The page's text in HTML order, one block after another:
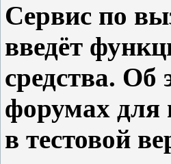
Сервис по
введёт
средства. Об
форумах для
в тестовой